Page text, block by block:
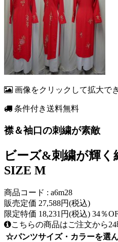
画像をクリックして拡大でき
条件付き送料無料
襟＆袖口の刺繍が素敵
ビーズ&刺繍が輝く
SIZE M
商品コード : a6m28
販売定価 27,588円(税込)
限定特価 18,231円(税込) 34％
こちらの商品はご注文から
☆パンツサイズ・カラーを選